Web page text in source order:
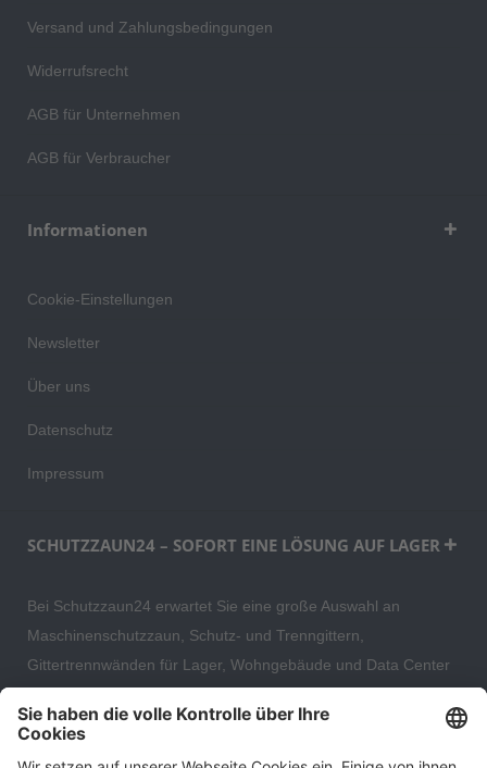
Versand und Zahlungsbedingungen
Widerrufsrecht
AGB für Unternehmen
AGB für Verbraucher
Informationen
Cookie-Einstellungen
Newsletter
Über uns
Datenschutz
Impressum
SCHUTZZAUN24 – SOFORT EINE LÖSUNG AUF LAGER
Bei Schutzzaun24 erwartet Sie eine große Auswahl an
Maschinenschutzzaun, Schutz- und Trenngittern,
Gittertrennwänden für Lager, Wohngebäude und Data Center
hochwertige Gartenzäune und Zaunsysteme für die sichere